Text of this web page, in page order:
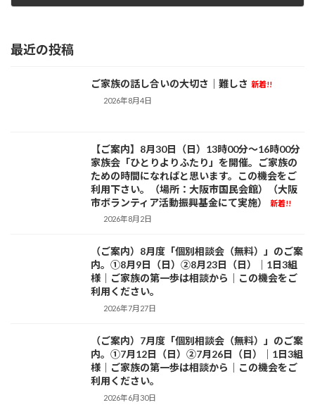
最近の投稿
ご家族の話し合いの大切さ｜難しさ 新着!!
2026年8月4日
【ご案内】8月30日（日）13時00分～16時00分
家族会「ひとりよりふたり」を開催。ご家族の
ための時間になればと思います。この機会をご
利用下さい。（場所：大阪市国民会館）（大阪
市ボランティア活動振興基金にて実施）
新着!!
2026年8月2日
（ご案内）8月度「個別相談会（無料）」のご案
内。①8月9日（日）②8月23日（日）｜1日3組
様｜ご家族の第一歩は相談から｜この機会をご
利用ください。
2026年7月27日
（ご案内）7月度「個別相談会（無料）」のご案
内。①7月12日（日）②7月26日（日）｜1日3組
様｜ご家族の第一歩は相談から｜この機会をご
利用ください。
2026年6月30日